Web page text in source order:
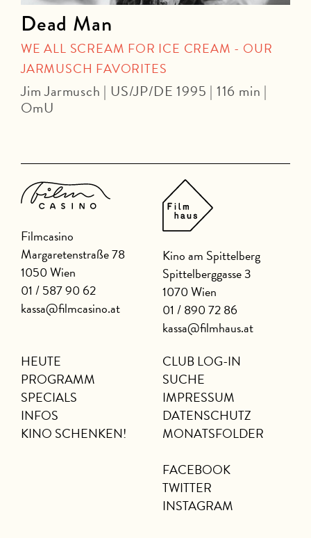
Dead Man
WE ALL SCREAM FOR ICE CREAM - OUR
JARMUSCH FAVORITES
Jim Jarmusch | US/JP/DE 1995 | 116 min |
OmU
Filmcasino
Margaretenstraße 78
1050 Wien
01 / 587 90 62
kassa@filmcasino.at
Kino am Spittelberg
Spittelberggasse 3
1070 Wien
01 / 890 72 86
kassa@filmhaus.at
HEUTE
PROGRAMM
SPECIALS
INFOS
KINO SCHENKEN!
CLUB LOG-IN
SUCHE
IMPRESSUM
DATENSCHUTZ
MONATSFOLDER
FACEBOOK
TWITTER
INSTAGRAM